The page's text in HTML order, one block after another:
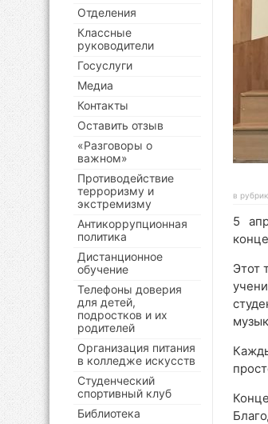
в
5
Этот
Отделения
Классные
руководители
Госуслуги
Медиа
Контакты
Оставить отзыв
«Разговоры о
важном»
Противодействие
терроризму и
экстремизму
Антикоррупционная
политика
Дистанционное
обучение
Телефоны доверия
для детей,
подростков и их
родителей
Организация питания
в колледже искусств
Студенческий
спортивный клуб
Библиотека